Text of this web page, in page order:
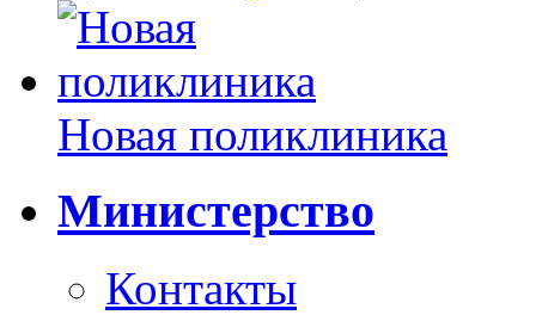
Новая поликлиника
Министерство
Контакты